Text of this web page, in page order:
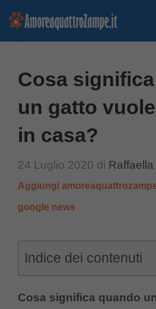
Vai
Cosa
un gatto
in casa?
24 Luglio 2020 di
Aggiungi
google news
Indice dei contenuti
Cosa significa quando